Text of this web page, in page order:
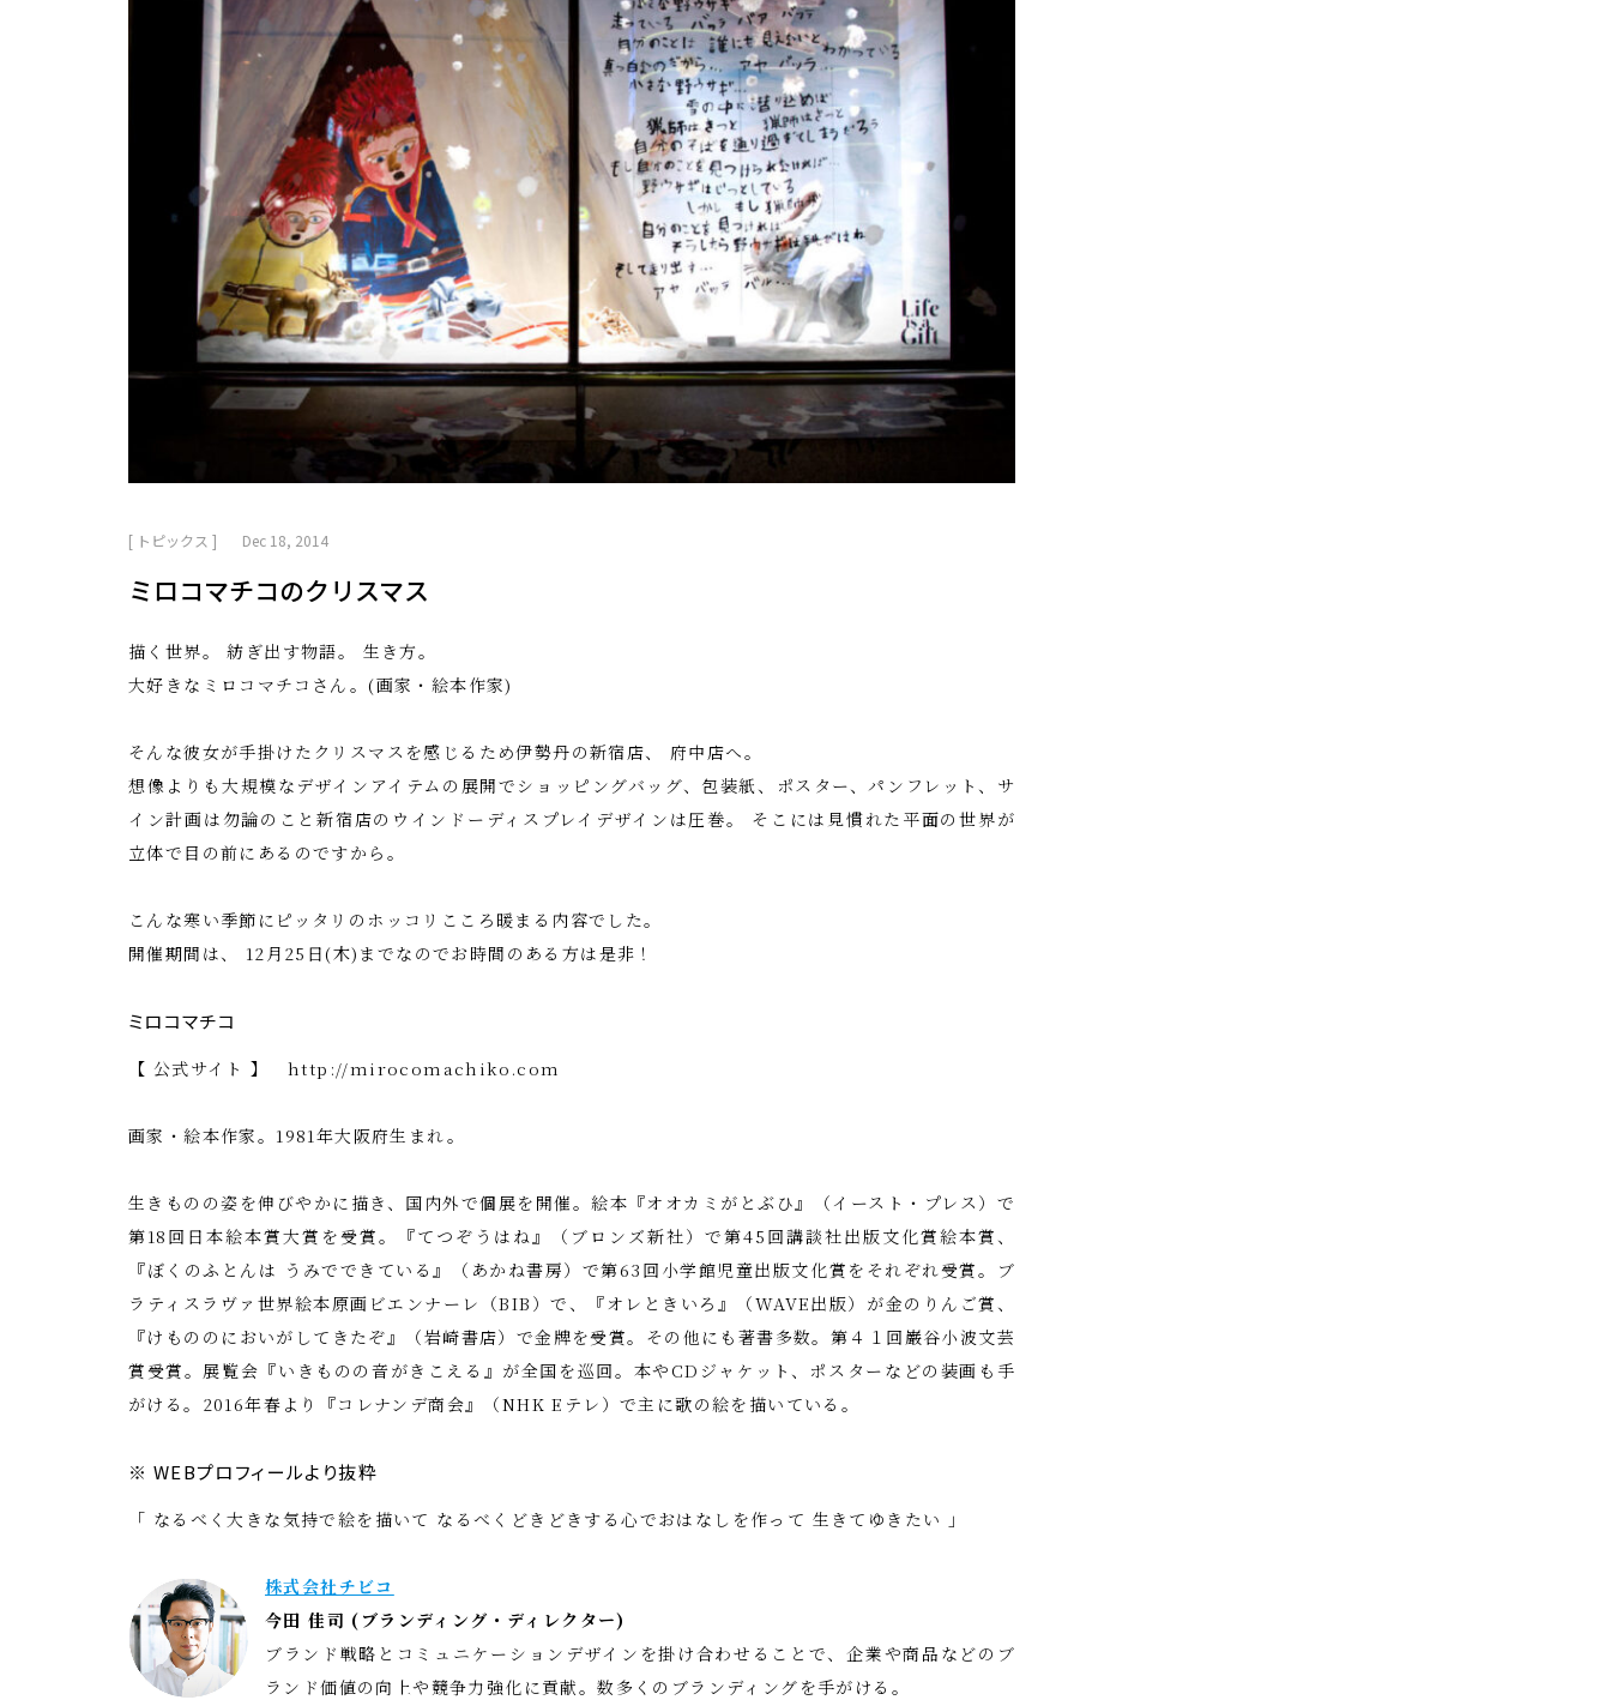
[ トピックス ] Dec 18, 2014
ミロコマチコのクリスマス
描く世界。 紡ぎ出す物語。 生き方。
大好きなミロコマチコさん。(画家・絵本作家)
そんな彼女が手掛けたクリスマスを感じるため伊勢丹の新宿店、 府中店へ。
想像よりも大規模なデザインアイテムの展開でショッピングバッグ、包装紙、ポスター、パンフレット、サ
イン計画は勿論のこと新宿店のウインドーディスプレイデザインは圧巻。 そこには見慣れた平面の世界が
立体で目の前にあるのですから。
こんな寒い季節にピッタリのホッコリこころ暖まる内容でした。
開催期間は、 12月25日(木)までなのでお時間のある方は是非！
ミロコマチコ
【 公式サイト 】 http://mirocomachiko.com
画家・絵本作家。1981年大阪府生まれ。
生きものの姿を伸びやかに描き、国内外で個展を開催。絵本『オオカミがとぶひ』（イースト・プレス）で
第18回日本絵本賞大賞を受賞。『てつぞうはね』（ブロンズ新社）で第45回講談社出版文化賞絵本賞、
『ぼくのふとんは うみでできている』（あかね書房）で第63回小学館児童出版文化賞をそれぞれ受賞。ブ
ラティスラヴァ世界絵本原画ビエンナーレ（BIB）で、『オレときいろ』（WAVE出版）が金のりんご賞、
『けもののにおいがしてきたぞ』（岩崎書店）で金牌を受賞。その他にも著書多数。第４１回巌谷小波文芸
賞受賞。展覧会『いきものの音がきこえる』が全国を巡回。本やCDジャケット、ポスターなどの装画も手
がける。2016年春より『コレナンデ商会』（NHK Eテレ）で主に歌の絵を描いている。
※ WEBプロフィールより抜粋
「 なるべく大きな気持で絵を描いて なるべくどきどきする心でおはなしを作って 生きてゆきたい 」
株式会社チビコ
今田 佳司 (ブランディング・ディレクター)
ブランド戦略とコミュニケーションデザインを掛け合わせることで、企業や商品などのブ
ランド価値の向上や競争力強化に貢献。数多くのブランディングを手がける。